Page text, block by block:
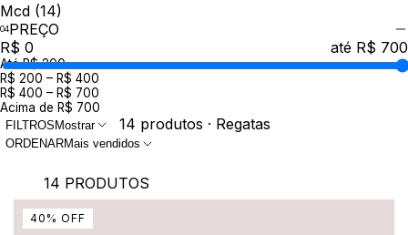
Mcd (14)
PREÇO
R$ 0
até R$ 700
Até R$ 200
R$ 200 – R$ 400
R$ 400 – R$ 700
Acima de R$ 700
FILTROS Mostrar 14 produtos · Regatas
ORDENARMais vendidos
14 PRODUTOS
40 % OFF